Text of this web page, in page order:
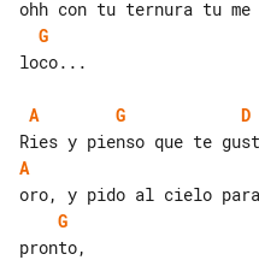
G
loco...
A G
D
A
G